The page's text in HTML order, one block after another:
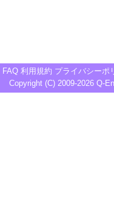
FAQ 利用規約 プライバシーポ
Copyright (C) 2009-2026 Q-